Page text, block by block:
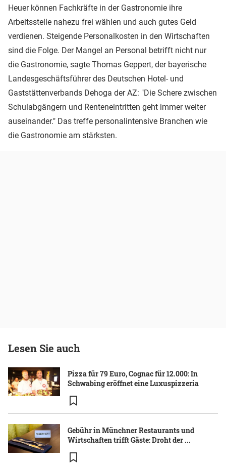
Heuer können Fachkräfte in der Gastronomie ihre
Arbeitsstelle nahezu frei wählen und auch gutes Geld
verdienen. Steigende Personalkosten in den Wirtschaften
sind die Folge. Der Mangel an Personal betrifft nicht nur
die Gastronomie, sagte Thomas Geppert, der bayerische
Landesgeschäftsführer des Deutschen Hotel- und
Gaststättenverbands Dehoga der AZ: "Die Schere zwischen
Schulabgängern und Renteneintritten geht immer weiter
auseinander." Das treffe personalintensive Branchen wie
die Gastronomie am stärksten.
Lesen Sie auch
Pizza für 79 Euro, Cognac für 12.000: In
Schwabing eröffnet eine Luxuspizzeria
Gebühr in Münchner Restaurants und
Wirtschaften trifft Gäste: Droht der ...